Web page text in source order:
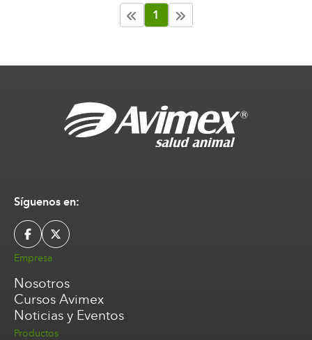
1
Síguenos en:
Empresa
Nosotros
Cursos Avimex
Noticias y Eventos
Productos